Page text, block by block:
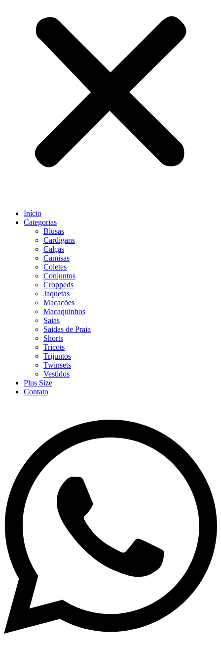
Início
Categorias
Blusas
Cardigans
Calças
Camisas
Coletes
Conjuntos
Croppeds
Jaquetas
Macacões
Macaquinhos
Saias
Saidas de Praia
Shorts
Tricots
Trijuntos
Twinsets
Vestidos
Plus Size
Contato